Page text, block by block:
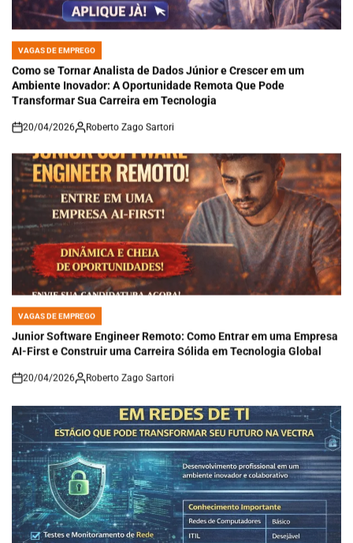
POSTED
VAGAS DE EMPREGO
Como se Tornar Analista de Dados Júnior e Crescer em um
Ambiente Inovador: A Oportunidade Remota Que Pode
Transformar Sua Carreira em Tecnologia
on
20/04/2026 Roberto Zago Sartori
POSTED
IN
VAGAS DE EMPREGO
Junior Software Engineer Remoto: Como Entrar em uma Empresa
AI-First e Construir uma Carreira Sólida em Tecnologia Global
on
20/04/2026 Roberto Zago Sartori